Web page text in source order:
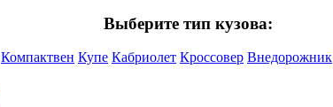
Выберите тип кузова:
Компактвен Купе Кабриолет Кроссовер Внедорожник